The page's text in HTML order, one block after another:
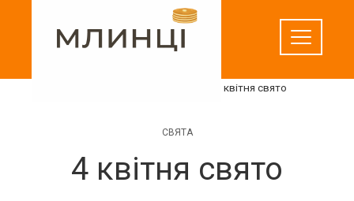
4 квітня свято
СВЯТА
4 квітня свято